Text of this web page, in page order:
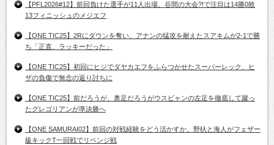
【PFL2026#12】前回負けた選手が11人出場、谷間の大会?!で注目は14勝0敗
13フィニッシュのメジエフ
【ONE TIC25】2Rにダウンを奪い、アナンの猛攻を耐えたスアキムが2-1で勝
ち「正直、ラッキーだった」
【ONE TIC25】初回にヒジでダヤカエフをふらつかせたスーパーレック、ヒ
ザの負傷で無念の返り討ちに
【ONE TIC25】前だろうが、奥足だろうがウスビャンの左足を徹底して蹴っ
たグレゴリアンが準決勝へ
【ONE SAMURAI02】前回の対戦経験をどう活かすか。野杁と海人がフェザー
級キックT一回戦でリベンジ戦